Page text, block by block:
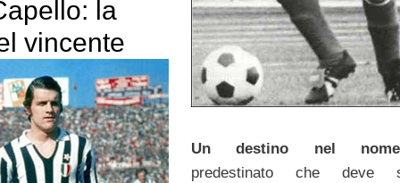
Un destino nel
predestinato che deve
la
vincente